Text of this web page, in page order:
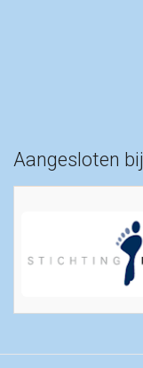
Aangesloten bij